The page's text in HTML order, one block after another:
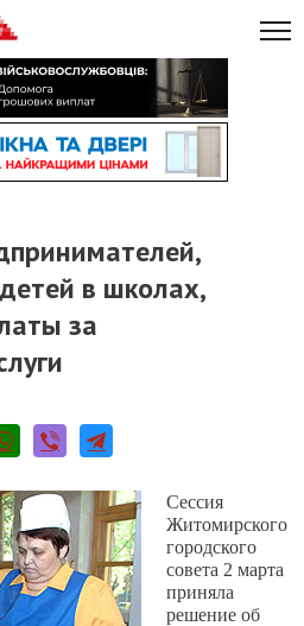
в школах,
за
Сессия
Житомирского
городского
совета 2 марта
приняла
решение об